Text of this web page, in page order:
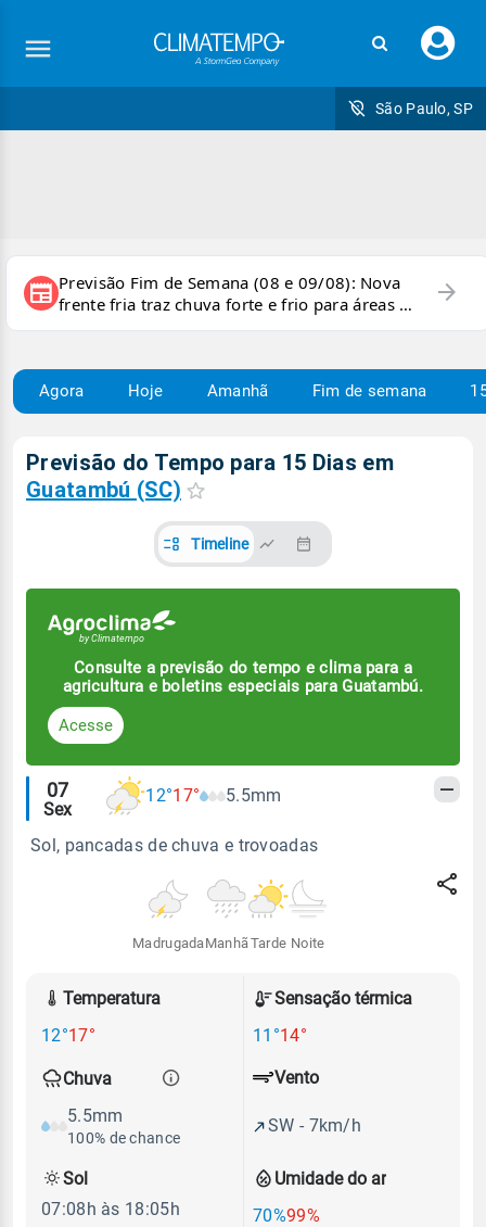
seu
São Paulo, SP
newspaper Previsão Fim de Semana (08 e 09/08): Nova
frente fria traz chuva forte e frio para áreas do
país
arrow_forward
Agora Hoje Amanhã Fim de semana
Previsão do Tempo para 15 Dias em
Guatambú (SC)
Timeline
Consulte a previsão do tempo e clima para a
agricultura e boletins especiais para Guatambú.
Acesse
Alertas
meteorológicos
07
Sex
12°17° 5.5mm
Sol, pancadas de chuva e trovoadas
Madrugada Manhã Tarde Noite
Temperatura
12°17°
Sensação térmica
11°14°
Chuva
5.5mm
100% de chance
Umidade do ar
70%99%
Vento
SW - 7km/h
Sol
07:08h às 18:05h